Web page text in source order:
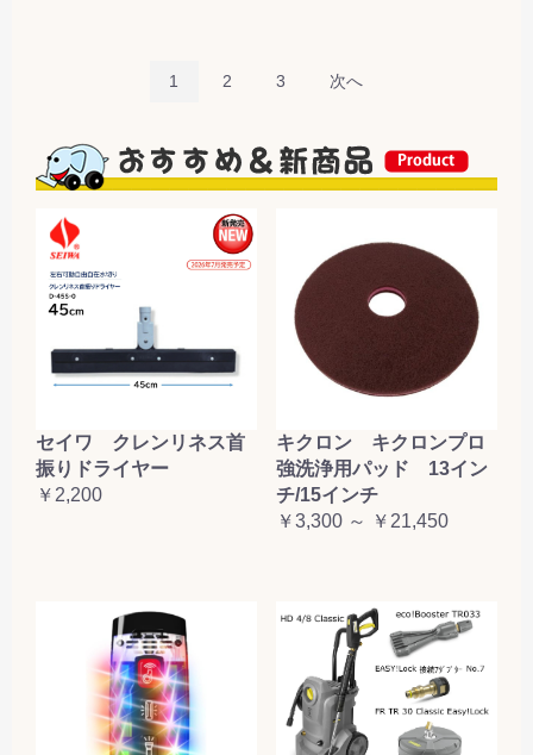
1 2 3 次へ
セイワ クレンリネス首
振りドライヤー
￥2,200
キクロン キクロンプロ
強洗浄用パッド 13イン
チ/15インチ
￥3,300 ～ ￥21,450